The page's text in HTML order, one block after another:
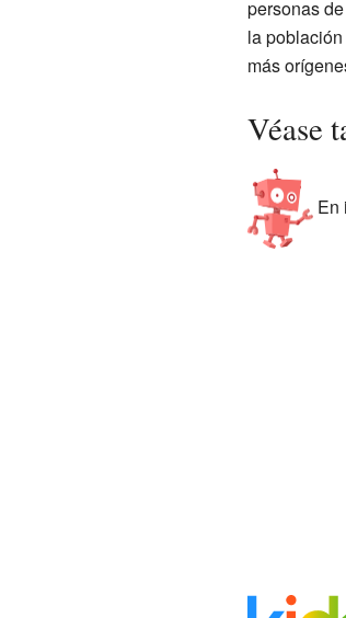
personas
la
más
Véase
En